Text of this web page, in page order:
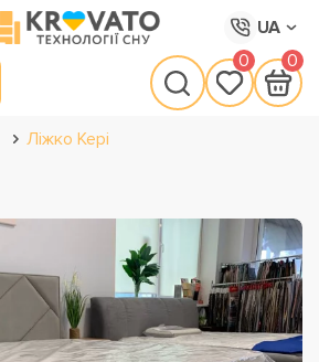
UA
0 0
Ліжко Кері